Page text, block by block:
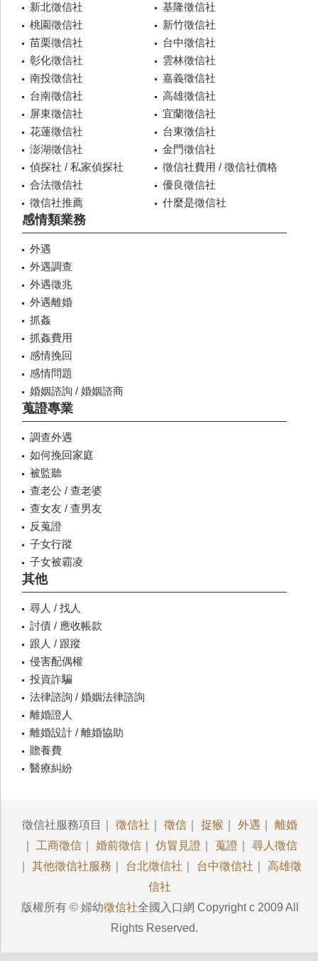
新北徵信社
基隆徵信社
桃園徵信社
新竹徵信社
苗栗徵信社
台中徵信社
彰化徵信社
雲林徵信社
南投徵信社
嘉義徵信社
台南徵信社
高雄徵信社
屏東徵信社
宜蘭徵信社
花蓮徵信社
台東徵信社
澎湖徵信社
金門徵信社
偵探社 / 私家偵探社
徵信社費用 / 徵信社價格
合法徵信社
優良徵信社
徵信社推薦
什麼是徵信社
感情類業務
外遇
外遇調查
外遇徵兆
外遇離婚
抓姦
抓姦費用
感情挽回
感情問題
婚姻諮詢 / 婚姻諮商
蒐證專業
調查外遇
如何挽回家庭
被監聽
查老公 / 查老婆
查女友 / 查男友
反蒐證
子女行蹤
子女被霸凌
其他
尋人 / 找人
討債 / 應收帳款
跟人 / 跟蹤
侵害配偶權
投資詐騙
法律諮詢 / 婚姻法律諮詢
離婚證人
離婚設計 / 離婚協助
贍養費
醫療糾紛
徵信社服務項目｜ 徵信社 徵信 捉猴 外遇
離婚
工商徵信 婚前徵信 仿冒見證 蒐證
尋人徵信
其他徵信社服務 台北徵信社 台中徵信社
高雄徵
信社
版權所有 © 婦幼徵信社全國入口網 Copyright c 2009 All
Rights Reserved.